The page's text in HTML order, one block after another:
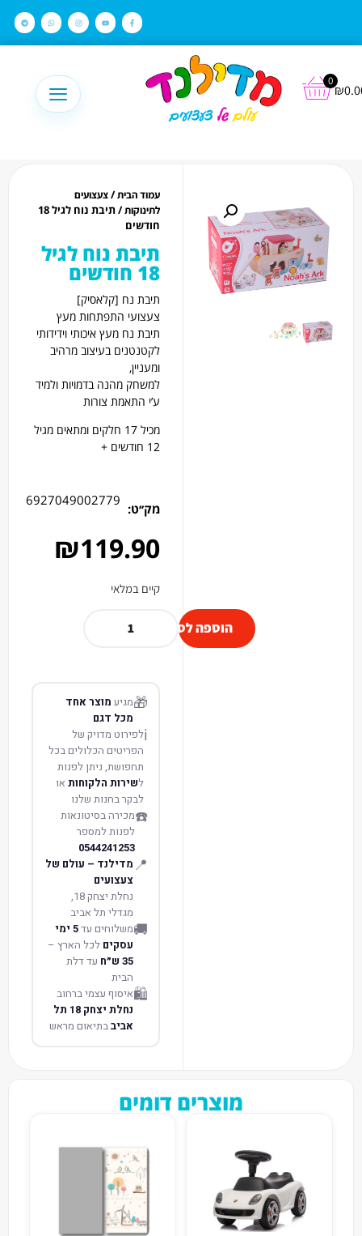
₪
0
עמוד הבית/צעצועים
לתינוקות
/ תיבת נוח לגיל 18
חודשים
תיבת נוח לגיל
18 חודשים
תיבת נח [קלאסיק]
צעצועי התפתחות מעץ
תיבת נח מעץ איכותי וידידותי
לקטנטנים בעיצוב מרהיב
ומעניין,
למשחק מהנה בדמויות ולמיד
ע’י התאמת צורות
מכיל 17 חלקים ומתאים מגיל
12 חודשים +
מק׳׳ט:
6927049002779
₪119.90
קיים במלאי
הוספה לסל
🎁מגיע מוצר אחד
מכל דגם
ℹ️לפירוט מדויק של
הפריטים הכלולים בכל
תחפושת, ניתן לפנות
לשירות הלקוחות או
לבקר בחנות שלנו
☎️מכירה בסיטונאות
לפנות למספר
0544241253
📍 מדילנד – עולם של
צעצועים
נחלת יצחק 18,
מגדלי תל אביב
🚚משלוחים עד 5 ימי
עסקים לכל הארץ –
35 ש״ח
עד דלת
הבית
🛍️איסוף עצמי ברחוב
נחלת יצחק 18 תל
אביבבתיאום מראש
מוצרים דומים